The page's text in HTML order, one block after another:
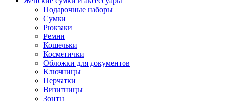
Подарочные наборы
Сумки
Рюкзаки
Ремни
Кошельки
Косметички
Обложки для документов
Ключницы
Перчатки
Визитницы
Зонты